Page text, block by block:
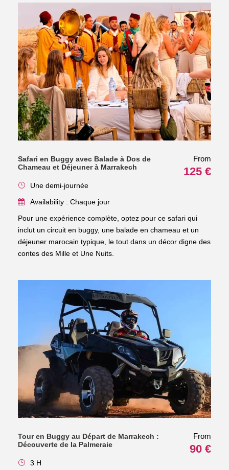
Safari en Buggy avec Balade à Dos de
Chameau et Déjeuner à Marrakech
From
125 €
Une demi-journée
Availability : Chaque jour
Pour une expérience complète, optez pour ce safari qui
inclut un circuit en buggy, une balade en chameau et un
déjeuner marocain typique, le tout dans un décor digne des
contes des Mille et Une Nuits.
Tour en Buggy au Départ de Marrakech :
Découverte de la Palmeraie
From
90 €
3 H